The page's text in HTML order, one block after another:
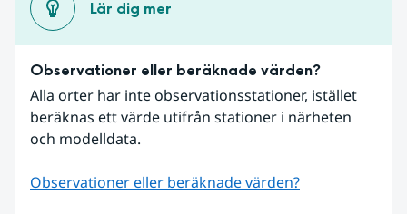
Lär dig mer
Observationer eller beräknade värden?
Alla orter har inte observationsstationer, istället
beräknas ett värde utifrån stationer i närheten
och modelldata.
Observationer eller beräknade värden?